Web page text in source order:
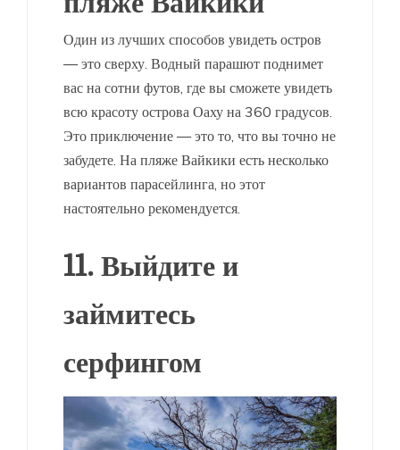
Один из лучших способов увидеть остров
— это сверху. Водный парашют поднимет
вас на сотни футов, где вы сможете увидеть
всю красоту острова Оаху на 360 градусов.
Это приключение — это то, что вы точно не
забудете. На пляже Вайкики есть несколько
вариантов парасейлинга, но этот
настоятельно рекомендуется.
11. Выйдите и
займитесь
серфингом